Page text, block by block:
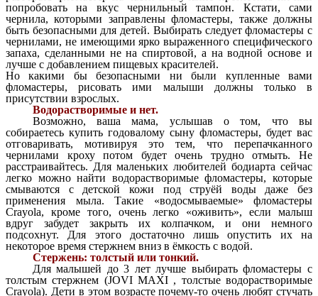
попробовать на вкус чернильный тампон. Кстати, сами
чернила, которыми заправлены фломастеры, также должны
быть безопасными для детей. Выбирать следует фломастеры с
чернилами, не имеющими ярко выраженного специфического
запаха, сделанными не на спиртовой, а на водной основе и
лучше с добавлением пищевых красителей.
Но какими бы безопасными ни были купленные вами
фломастеры, рисовать ими малыши должны только в
присутствии взрослых.
Водорастворимые и нет.
Возможно, ваша мама, услышав о том, что вы
собираетесь купить годовалому сыну фломастеры, будет вас
отговаривать, мотивируя это тем, что перепачканного
чернилами кроху потом будет очень трудно отмыть. Не
расстраивайтесь. Для маленьких любителей бодиарта сейчас
легко можно найти водорастворимые фломастеры, которые
смываются с детской кожи под струёй воды даже без
применения мыла. Такие «водосмываемые» фломастеры
Crayola, кроме того, очень легко «оживить», если малыш
вдруг забудет закрыть их колпачком, и они немного
подсохнут. Для этого достаточно лишь опустить их на
некоторое время стержнем вниз в ёмкость с водой.
Стержень: толстый или тонкий.
Для малышей до 3 лет лучше выбирать фломастеры с
толстым стержнем (JOVI MAXI , толстые водорастворимые
Crayola). Дети в этом возрасте почему-то очень любят стучать